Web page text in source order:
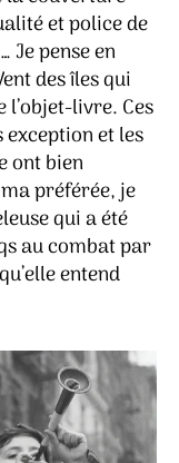
et police de
Je pense en
des îles qui
livre. Ces
et les
ont bien
préférée, je
qui a été
au combat par
entend